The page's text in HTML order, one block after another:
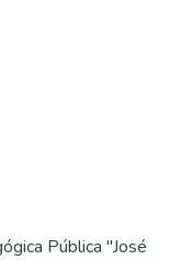
Pública "José